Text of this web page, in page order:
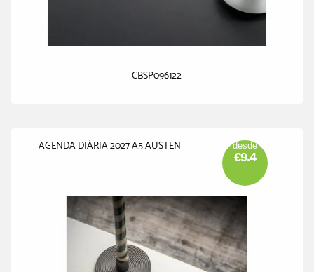
CBSP096122
AGENDA DIÁRIA 2027 A5 AUSTEN desde
€9.4